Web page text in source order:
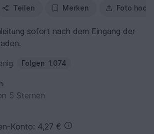
Teilen Merken Foto
sofort nach dem Eingang der
Folgen 1.074
5 Sternen
Konto: 4,27 €